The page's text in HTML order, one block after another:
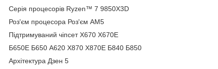
Серія процесорів Ryzen™ 7 9850X3D
Роз'єм процесора Роз'єм AM5
Підтримуваний чіпсет Х670 X670E
Б650Е Б650 А620 Х870 X870E Б840 Б850
Архітектура Дзен 5